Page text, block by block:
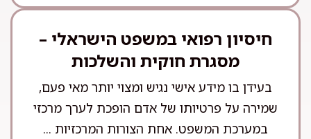
חיסיון רפואי במשפט הישראלי –
מסגרת חוקית והשלכות
בעידן בו מידע אישי נגיש ומצוי יותר מאי פעם,
שמירה על פרטיותו של אדם הופכת לערך מרכזי
במערכת המשפט. אחת הצורות המרכזיות ...